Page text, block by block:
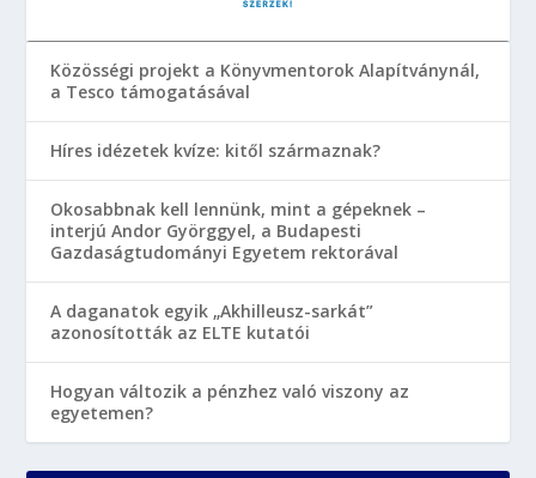
Közösségi projekt a Könyvmentorok Alapítványnál,
a Tesco támogatásával
Híres idézetek kvíze: kitől származnak?
Okosabbnak kell lennünk, mint a gépeknek –
interjú Andor Györggyel, a Budapesti
Gazdaságtudományi Egyetem rektorával
A daganatok egyik „Akhilleusz-sarkát”
azonosították az ELTE kutatói
Hogyan változik a pénzhez való viszony az
egyetemen?